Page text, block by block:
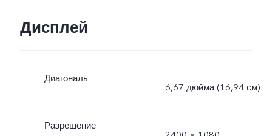
Дисплей
Диагональ
6,67 дюйма (16,94 см)
Разрешение